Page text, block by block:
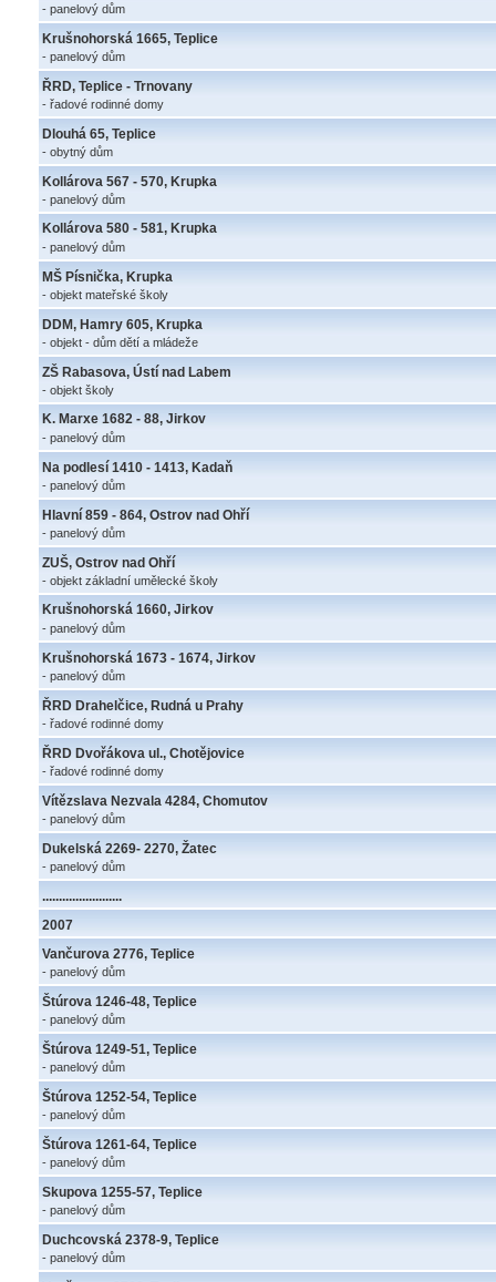
- panelový dům
Krušnohorská 1665, Teplice
- panelový dům
ŘRD, Teplice - Trnovany
- řadové rodinné domy
Dlouhá 65, Teplice
- obytný dům
Kollárova 567 - 570, Krupka
- panelový dům
Kollárova 580 - 581, Krupka
- panelový dům
MŠ Písnička, Krupka
- objekt mateřské školy
DDM, Hamry 605, Krupka
- objekt - dům dětí a mládeže
ZŠ Rabasova, Ústí nad Labem
- objekt školy
K. Marxe 1682 - 88, Jirkov
- panelový dům
Na podlesí 1410 - 1413, Kadaň
- panelový dům
Hlavní 859 - 864, Ostrov nad Ohří
- panelový dům
ZUŠ, Ostrov nad Ohří
- objekt základní umělecké školy
Krušnohorská 1660, Jirkov
- panelový dům
Krušnohorská 1673 - 1674, Jirkov
- panelový dům
ŘRD Drahelčice, Rudná u Prahy
- řadové rodinné domy
ŘRD Dvořákova ul., Chotějovice
- řadové rodinné domy
Vítězslava Nezvala 4284, Chomutov
- panelový dům
Dukelská 2269- 2270, Žatec
- panelový dům
........................
2007
Vančurova 2776, Teplice
- panelový dům
Štúrova 1246-48, Teplice
- panelový dům
Štúrova 1249-51, Teplice
- panelový dům
Štúrova 1252-54, Teplice
- panelový dům
Štúrova 1261-64, Teplice
- panelový dům
Skupova 1255-57, Teplice
- panelový dům
Duchcovská 2378-9, Teplice
- panelový dům